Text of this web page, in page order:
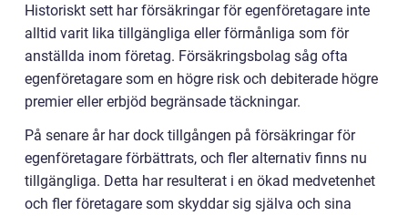
Historiskt sett har försäkringar för egenföretagare inte
alltid varit lika tillgängliga eller förmånliga som för
anställda inom företag. Försäkringsbolag såg ofta
egenföretagare som en högre risk och debiterade högre
premier eller erbjöd begränsade täckningar.
På senare år har dock tillgången på försäkringar för
egenföretagare förbättrats, och fler alternativ finns nu
tillgängliga. Detta har resulterat i en ökad medvetenhet
och fler företagare som skyddar sig själva och sina